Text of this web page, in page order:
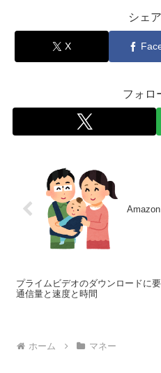
シェ
X
フォロ
プライムビデオのダウンロードに
通信量と速度と時間
ホーム マネー